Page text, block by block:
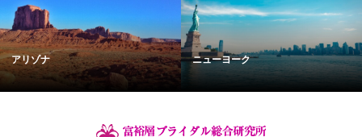
アリゾナ ニューヨーク